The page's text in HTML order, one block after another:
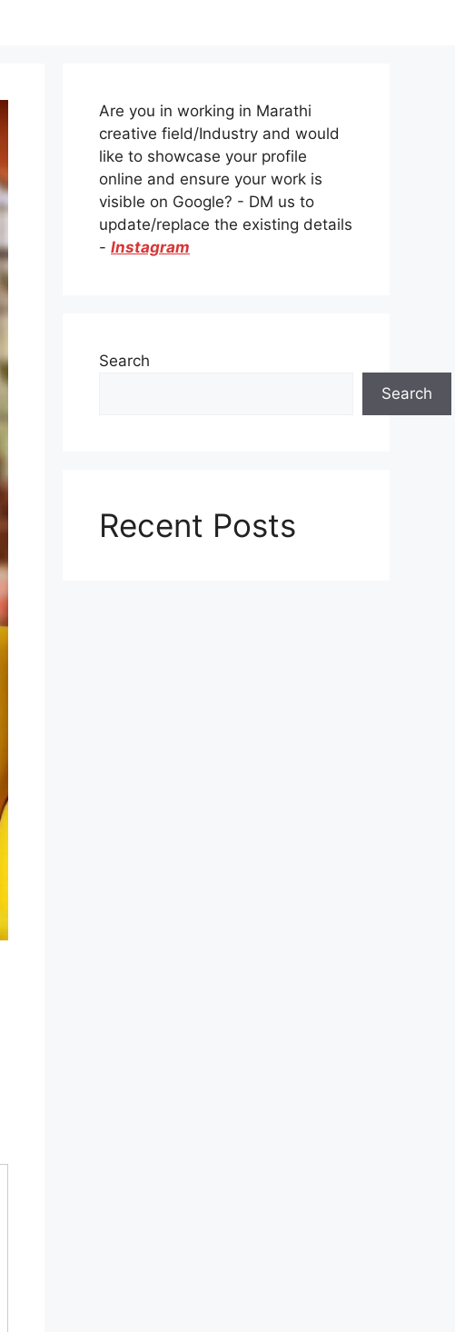
Are you in working in Marathi
creative field/Industry and would
like to showcase your profile
online and ensure your work is
visible on Google? - DM us to
update/replace the existing details
- Instagram
Search
Search
Recent Posts